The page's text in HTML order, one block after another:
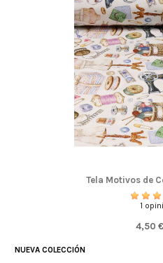
Tela Motivos de
1
4,50
NUEVA COLECCIÓN